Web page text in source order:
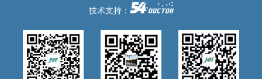
技术支持：